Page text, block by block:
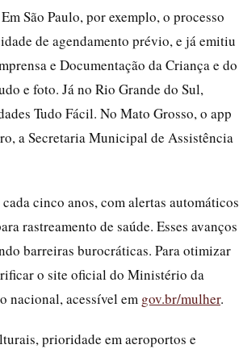
São Paulo, por exemplo, o processo
de agendamento prévio, e já emitiu
e Documentação da Criança e do
e foto. Já no Rio Grande do Sul,
Tudo Fácil. No Mato Grosso, o app
a Secretaria Municipal de Assistência
cinco anos, com alertas automáticos
rastreamento de saúde. Esses avanços
barreiras burocráticas. Para otimizar
o site oficial do Ministério da
nacional, acessível em gov.br/mulher.
prioridade em aeroportos e